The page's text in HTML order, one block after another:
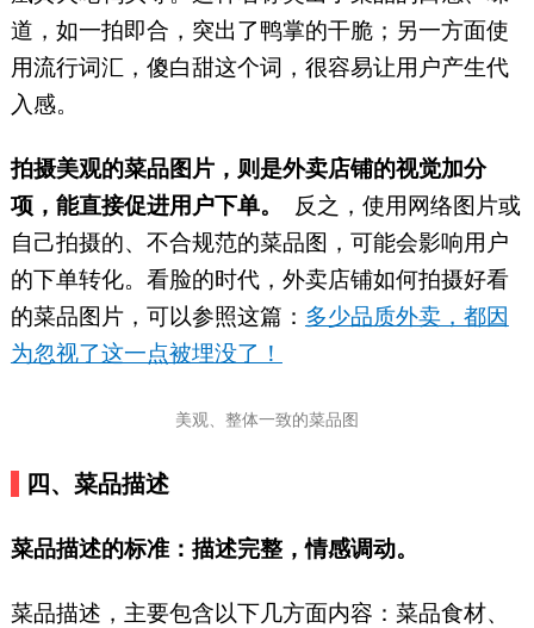
道，如一拍即合，突出了鸭掌的干脆；另一方面使
用流行词汇，傻白甜这个词，很容易让用户产生代
入感。
拍摄美观的菜品图片，则是外卖店铺的视觉加分
项，能直接促进用户下单。 反之，使用网络图片或
自己拍摄的、不合规范的菜品图，可能会影响用户
的下单转化。看脸的时代，外卖店铺如何拍摄好看
的菜品图片，可以参照这篇： 多少品质外卖，都因
为忽视了这一点被埋没了！
美观、整体一致的菜品图
四、菜品描述
菜品描述的标准：描述完整，情感调动。
菜品描述，主要包含以下几方面内容：菜品食材、